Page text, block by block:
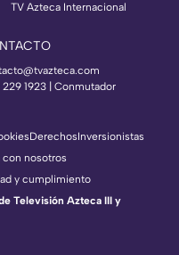
TV Azteca Internacional
1923 | Conmutador
DerechosInversionistas
con nosotros
y cumplimiento
Televisión Azteca III y